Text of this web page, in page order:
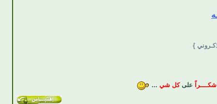
}
شكــــراً علىكل شي ...